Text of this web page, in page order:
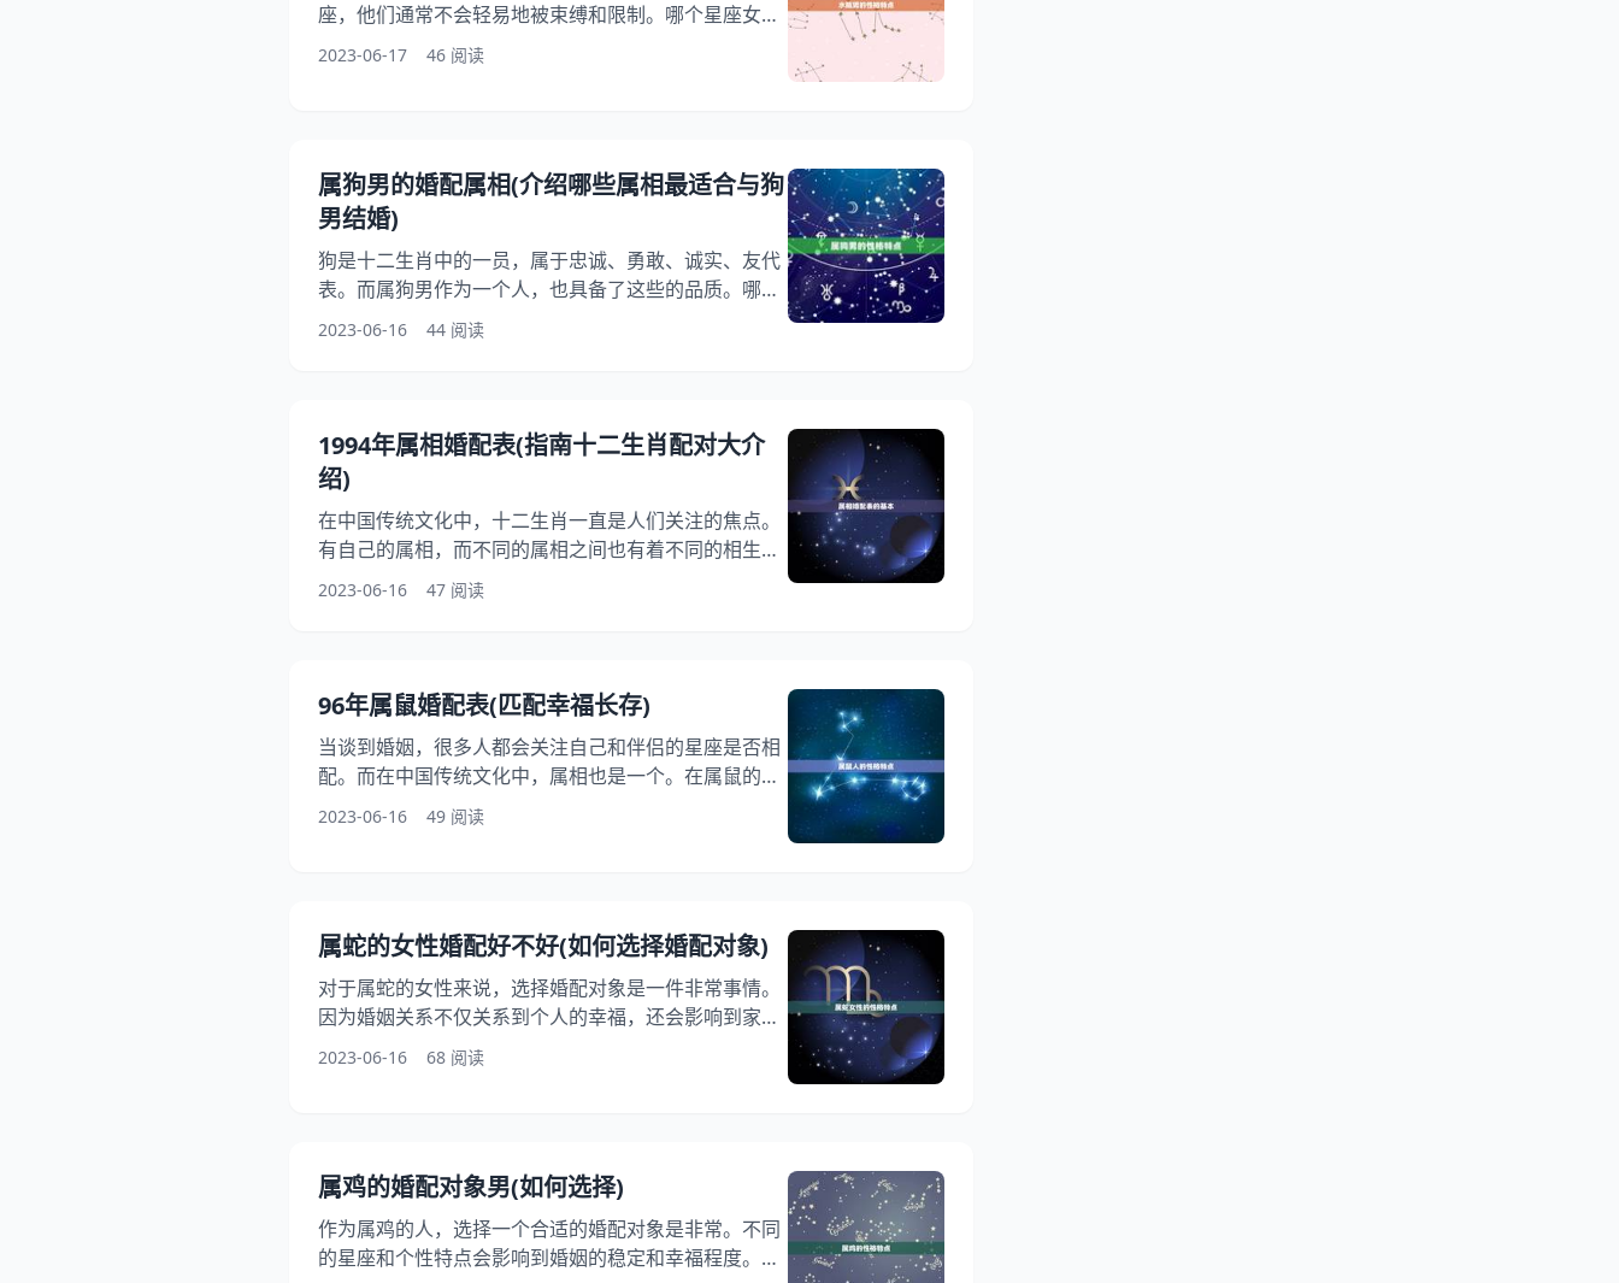
座，他们通常不会轻易地被束缚和限制。哪个星座女最
适合与水瓶男搭配呢？我们将介绍水瓶男配对的星座
女，并详细讨论他们之间的化学反应。 一、水瓶男的性
会显得有些冷漠和理性，不太懂得表达自己的情感。
二、配对
2023-06-17 46 阅读
属狗男的婚配属相(介绍哪些属相最适合与狗
男结婚)
狗是十二生肖中的一员，属于忠诚、勇敢、诚实、友代
表。而属狗男作为一个人，也具备了这些的品质。哪些
属相最适合与狗男结婚呢？我们将为大家介绍属狗男的
婚配属相，希望能够为大家提供一些有用的参考。 一、
诚、勇敢、诚实、友好等品质，他们非常重视家庭和亲
情，对待爱人也是非常专一和忠诚的。属狗男也比较固
执
2023-06-16 44 阅读
1994年属相婚配表(指南十二生肖配对大介
绍)
在中国传统文化中，十二生肖一直是人们关注的焦点。
有自己的属相，而不同的属相之间也有着不同的相生相
克关系。在婚姻中，属相的匹配也是人们关注的重点。
今日我们就来讨论一下1994年属相婚配表，为大家介绍
据十二生肖的相生相克关系而制定的。相生指的是某个
属相能够促进另一个属相的发展
2023-06-16 47 阅读
96年属鼠婚配表(匹配幸福长存)
当谈到婚姻，很多人都会关注自己和伴侣的星座是否相
配。而在中国传统文化中，属相也是一个。在属鼠的人
眼中，他们的婚配对象是谁呢？今日，我们就来讨论一
下【96年属鼠婚配表】，希望能为大家的婚姻生活带来
他们有着强烈的好奇心和求知欲，对新鲜事物热情
2023-06-16 49 阅读
属蛇的女性婚配好不好(如何选择婚配对象)
对于属蛇的女性来说，选择婚配对象是一件非常事情。
因为婚姻关系不仅关系到个人的幸福，还会影响到家庭
的和谐与稳定。如何选择婚配对象呢？本文将从属蛇女
性的性格特点、婚姻观念、婚配对象的选择等方面进行
判断力。她们也比较独立自主，不喜欢受到束缚和控制
2023-06-16 68 阅读
属鸡的婚配对象男(如何选择)
作为属鸡的人，选择一个合适的婚配对象是非常。不同
的星座和个性特点会影响到婚姻的稳定和幸福程度。属